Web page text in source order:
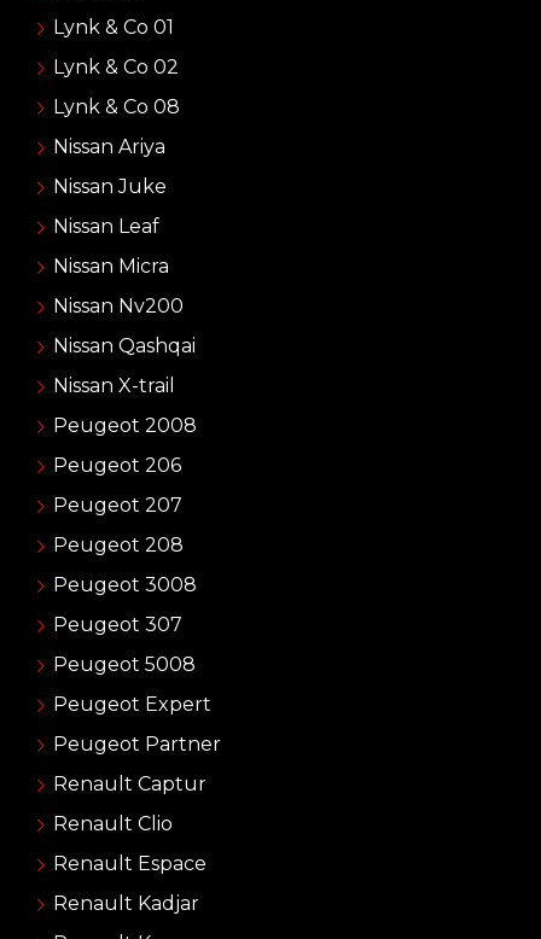
Lynk & Co 01
Lynk & Co 02
Lynk & Co 08
Nissan Ariya
Nissan Juke
Nissan Leaf
Nissan Micra
Nissan Nv200
Nissan Qashqai
Nissan X-trail
Peugeot 2008
Peugeot 206
Peugeot 207
Peugeot 208
Peugeot 3008
Peugeot 307
Peugeot 5008
Peugeot Expert
Peugeot Partner
Renault Captur
Renault Clio
Renault Espace
Renault Kadjar